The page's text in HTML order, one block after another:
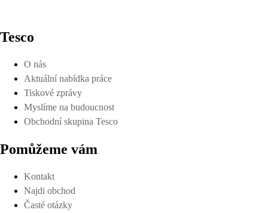
Tesco
O nás
Aktuální nabídka práce
Tiskové zprávy
Myslíme na budoucnost
Obchodní skupina Tesco
Pomůžeme vám
Kontakt
Najdi obchod
Časté otázky